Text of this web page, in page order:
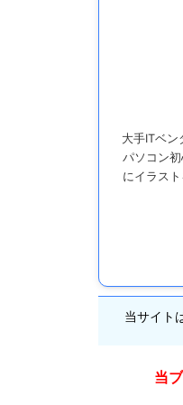
大手ITベン
パソコン
にイラス
当サイト
当